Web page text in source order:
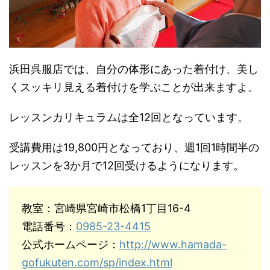
浜田呉服店では、自分の体形にあった着付け、美し
くスッキリ見える着付けを学ぶことが出来ますよ。
レッスンカリキュラムは全12回となっています。
受講費用は19,800円となっており、週1回1時間半の
レッスンを3か月で12回受けるようになります。
教室：宮崎県宮崎市松橋1丁目16-4
電話番号： 0985-23-4415
公式ホームページ： http://www.hamada-
gofukuten.com/sp/index.html